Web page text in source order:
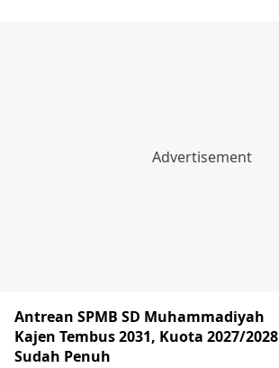
Antrean SPMB SD Muhammadiyah
Kajen Tembus 2031, Kuota 2027/2028
Sudah Penuh